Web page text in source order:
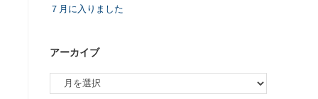
７月に入りました
アーカイブ